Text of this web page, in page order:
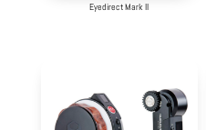
Eyedirect Mark II